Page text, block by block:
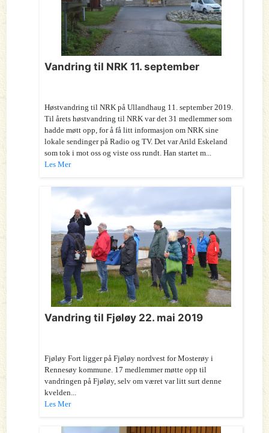
Vandring til NRK 11. september
Høstvandring til NRK på Ullandhaug 11. september 2019.
Til årets høstvandring til NRK var det 31 medlemmer som
hadde møtt opp, for å få litt informasjon om NRK sine
lokale sendinger på Radio og TV. Det var Arild Eskeland
som tok i mot oss og viste oss rundt. Han startet m...
Les Mer
Vandring til Fjøløy 22. mai 2019
Fjøløy Fort ligger på Fjøløy nordvest for Mosterøy i
Rennesøy kommune. 17 medlemmer møtte opp til
vandringen på Fjøløy, selv om været var litt surt denne
kvelden...
Les Mer